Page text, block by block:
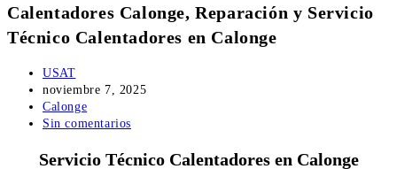
Calentadores Calonge, Reparación y Servicio
Técnico Calentadores en Calonge
Autor
de
la
entrada:
USAT
Publicación
de
la
noviembre 7, 2025
Categoría
de
entrada:
Calonge
Comentarios
la
Sin comentarios
Servicio Técnico Calentadores en Calonge